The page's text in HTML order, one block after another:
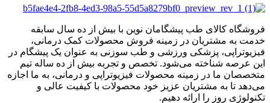
فروشگاه کالای طب پیشگامان نوین با بیش از ده سال سابقه
خدمت به مشتریان در زمینه فروش محصولات کمک درمانی،
فیزیوتراپی، پزشکی ورزشی و طب سوزنی به عنوان یک پیشگام در
این عرصه شناخته می‌شود. تخصص و تجربه بیش از ده ساله تیم
متخصصان ما در زمینه محصولات فیزیوتراپی و درمانی، به ما اجازه
می‌دهد تا به مشتریان عزیز خود محصولات با کیفیت عالی و
تکنولوژی روز را ارائه دهیم.